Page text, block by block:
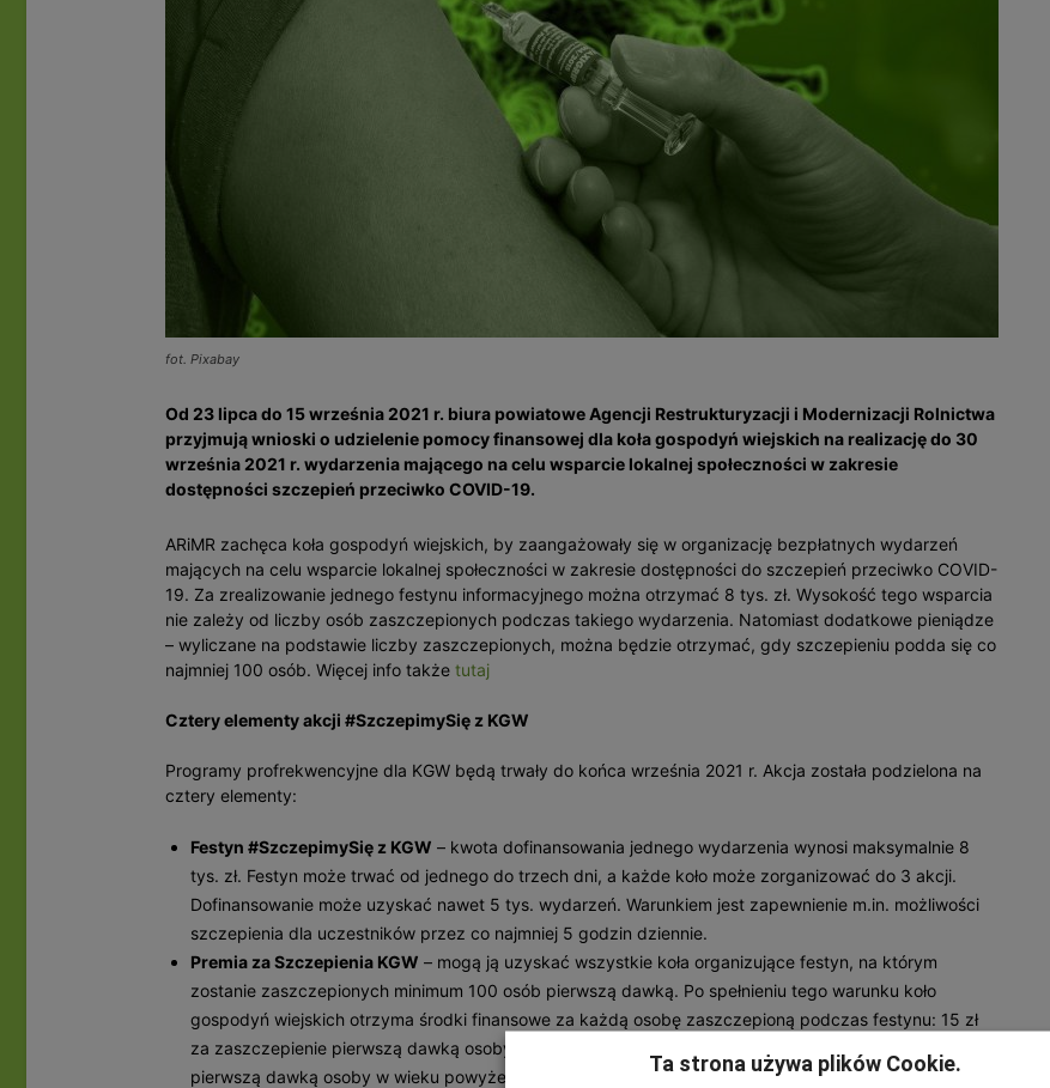
fot. Pixabay
Od 23 lipca do 15 września 2021 r. biura powiatowe Agencji Restrukturyzacji i Modernizacji Rolnictwa
przyjmują wnioski o udzielenie pomocy finansowej dla koła gospodyń wiejskich na realizację do 30
września 2021 r. wydarzenia mającego na celu wsparcie lokalnej społeczności w zakresie
dostępności szczepień przeciwko COVID-19.
ARiMR zachęca koła gospodyń wiejskich, by zaangażowały się w organizację bezpłatnych wydarzeń
mających na celu wsparcie lokalnej społeczności w zakresie dostępności do szczepień przeciwko COVID-
19. Za zrealizowanie jednego festynu informacyjnego można otrzymać 8 tys. zł. Wysokość tego wsparcia
nie zależy od liczby osób zaszczepionych podczas takiego wydarzenia. Natomiast dodatkowe pieniądze
– wyliczane na podstawie liczby zaszczepionych, można będzie otrzymać, gdy szczepieniu podda się co
najmniej 100 osób. Więcej info także tutaj
Cztery elementy akcji #SzczepimySię z KGW
Programy profrekwencyjne dla KGW będą trwały do końca września 2021 r. Akcja została podzielona na
cztery elementy:
Festyn #SzczepimySię z KGW – kwota dofinansowania jednego wydarzenia wynosi maksymalnie 8
tys. zł. Festyn może trwać od jednego do trzech dni, a każde koło może zorganizować do 3 akcji.
Dofinansowanie może uzyskać nawet 5 tys. wydarzeń. Warunkiem jest zapewnienie m.in. możliwości
szczepienia dla uczestników przez co najmniej 5 godzin dziennie.
Premia za Szczepienia KGW – mogą ją uzyskać wszystkie koła organizujące festyn, na którym
zostanie zaszczepionych minimum 100 osób pierwszą dawką. Po spełnieniu tego warunku koło
gospodyń wiejskich otrzyma środki finansowe za każdą osobę zaszczepioną podczas festynu: 15 zł
za zaszczepienie pierwszą dawką osoby w wieku poniżej 60 roku życia, 30 zł za zaszczepienie
pierwszą dawką osoby w wieku powyżej 60 roku życia. Budżet na wypłaty premii wynosi 30 mln zł –
Ta strona używa plików Cookie.